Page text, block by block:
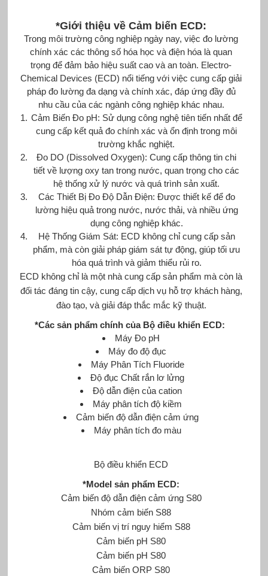
*Giới thiệu vềCảm biến ECD:
Trong môi trường công nghiệp ngày nay, việc đo lường
chính xác các thông số hóa học và điện hóa là quan
trọng để đảm bảo hiệu suất cao và an toàn. Electro-
Chemical Devices (ECD) nổi tiếng với việc cung cấp giải
pháp đo lường đa dạng và chính xác, đáp ứng đầy đủ
nhu cầu của các ngành công nghiệp khác nhau.
Cảm Biến Đo pH: Sử dụng công nghệ tiên tiến nhất để
cung cấp kết quả đo chính xác và ổn định trong môi
trường khắc nghiệt.
Đo DO (Dissolved Oxygen): Cung cấp thông tin chi
tiết về lượng oxy tan trong nước, quan trọng cho các
hệ thống xử lý nước và quá trình sản xuất.
Các Thiết Bị Đo Độ Dẫn Điện: Được thiết kế để đo
lường hiệu quả trong nước, nước thải, và nhiều ứng
dụng công nghiệp khác.
Hệ Thống Giám Sát: ECD không chỉ cung cấp sản
phẩm, mà còn giải pháp giám sát tự động, giúp tối ưu
hóa quá trình và giảm thiểu rủi ro.
ECD không chỉ là một nhà cung cấp sản phẩm mà còn là
đối tác đáng tin cậy, cung cấp dịch vụ hỗ trợ khách hàng,
đào tạo, và giải đáp thắc mắc kỹ thuật.
*Các sản phẩm chính của Bộ điều khiển ECD:
Máy Đo pH
Máy đo độ đục
Máy Phân Tích Fluoride
Độ đục Chất rắn lơ lửng
Độ dẫn điện của cation
Máy phân tích độ kiềm
Cảm biến độ dẫn điện cảm ứng
Máy phân tích đo màu
Bộ điều khiển ECD
*Model sản phẩm ECD:
Cảm biến độ dẫn điện cảm ứng S80
Nhóm cảm biến S88
Cảm biến vị trí nguy hiểm S88
Cảm biến pH S80
Cảm biến pH S80
Cảm biến ORP S80